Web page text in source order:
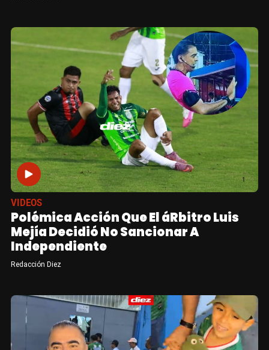
VIDEOS
Polémica Acción Que El áRbitro Luis
Mejía Decidió No Sancionar A
Independiente
Redacción Diez